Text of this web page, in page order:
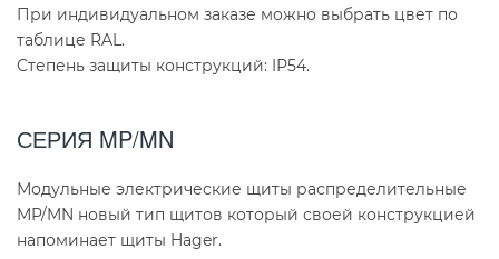
При индивидуальном заказе можно выбрать цвет по
таблице RAL.
Степень защиты конструкций: IР54.
СЕРИЯ MP/MN
Модульные электрические щиты распределительные
MP/MN новый тип щитов который своей конструкцией
напоминает щиты Hager.